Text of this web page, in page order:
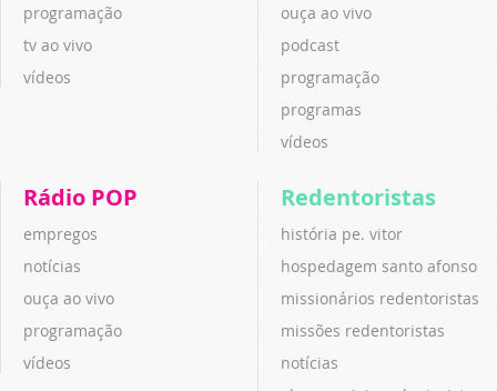
programação
tv ao vivo
vídeos
ouça ao vivo
podcast
programação
programas
vídeos
Rádio POP
empregos
notícias
ouça ao vivo
programação
vídeos
Redentoristas
história pe. vitor
hospedagem santo afonso
missionários redentoristas
missões redentoristas
notícias